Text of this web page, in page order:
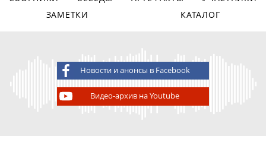
ЗАМЕТКИ
КАТАЛОГ
Новости и анонсы в Facebook
Видео-архив на Youtube